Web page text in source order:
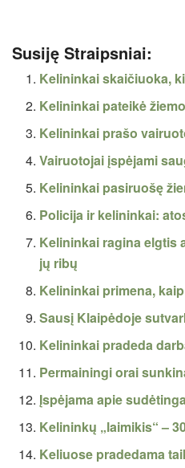
Susiję Straipsniai:
Kelininkai skaičiuoka,
Kelininkai pateikė
Kelininkai prašo
Vairuotojai įspėjami
Kelininkai pasiruošę
Policija ir kelininkai:
Kelininkai ragina elgtis
jų ribų
Kelininkai primena,
Sausį Klaipėdoje
Kelininkai pradeda
Permainingi orai
Įspėjama apie
Kelininkų „laimikis“ –
Keliuose pradedama